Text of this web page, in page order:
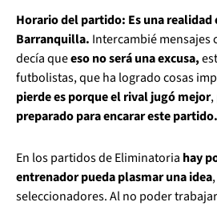
Horario del partido: Es una realidad
Barranquilla. Intercambié mensajes
decía queeso no será una excusa,
futbolistas, que ha logrado cosas
pierde es porque el rival jugó mejor,
preparado para encarar este partido.
En los partidos de Eliminatoria hay
entrenador pueda plasmar una idea
seleccionadores. Al no poder